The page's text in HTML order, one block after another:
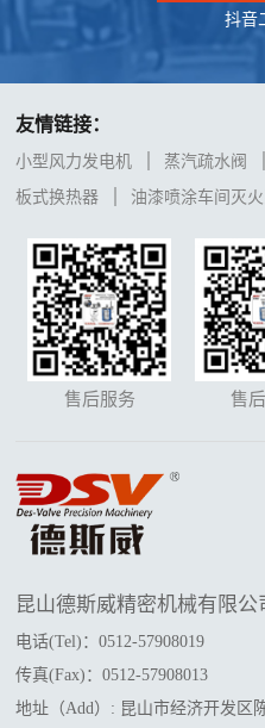
抖音
友情链接：
小型风力发电机 蒸汽疏水阀
板式换热器
油漆喷涂车间灭
售后服务 售
昆山德斯威精密机械有限公
电话(Tel)：0512-57908019
传真(Fax)：0512-57908013
地址（Add）: 昆山市经济开发区